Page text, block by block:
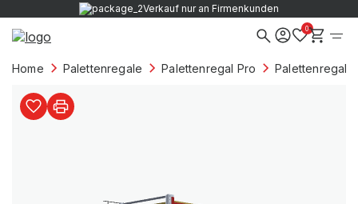
Verkauf nur an Firmenkunden
0
Home Palettenregale Palettenregal Pro Palettenregale